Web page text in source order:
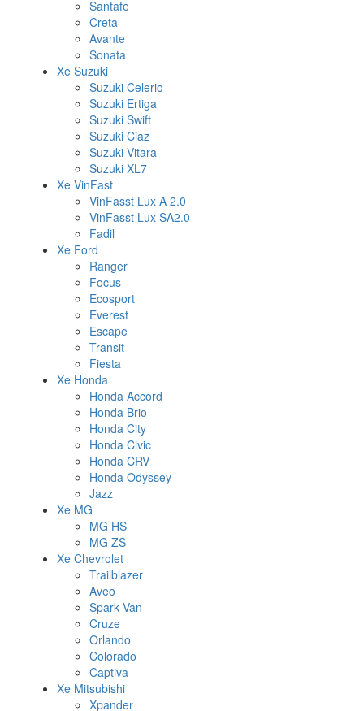
Santafe
Creta
Avante
Sonata
Xe Suzuki
Suzuki Celerio
Suzuki Ertiga
Suzuki Swift
Suzuki Ciaz
Suzuki Vitara
Suzuki XL7
Xe VinFast
VinFasst Lux A 2.0
VinFasst Lux SA2.0
Fadil
Xe Ford
Ranger
Focus
Ecosport
Everest
Escape
Transit
Fiesta
Xe Honda
Honda Accord
Honda Brio
Honda City
Honda Civic
Honda CRV
Honda Odyssey
Jazz
Xe MG
MG HS
MG ZS
Xe Chevrolet
Trailblazer
Aveo
Spark Van
Cruze
Orlando
Colorado
Captiva
Xe Mitsubishi
Xpander